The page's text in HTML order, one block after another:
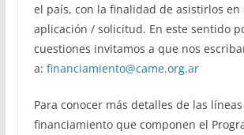
el país, con la finalidad de asistirlos en
aplicación / solicitud. En este sentido
cuestiones invitamos a que nos
a: financiamiento@came.org.ar
Para conocer más detalles de las
financiamiento que componen el